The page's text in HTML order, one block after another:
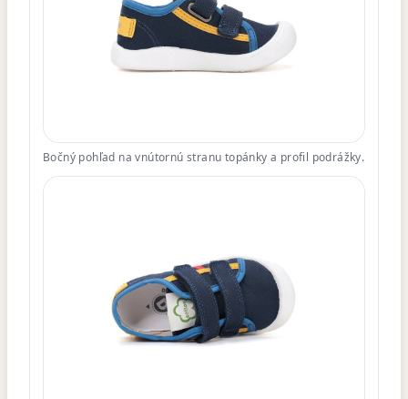
Bočný pohľad na vnútornú stranu topánky a profil podrážky.